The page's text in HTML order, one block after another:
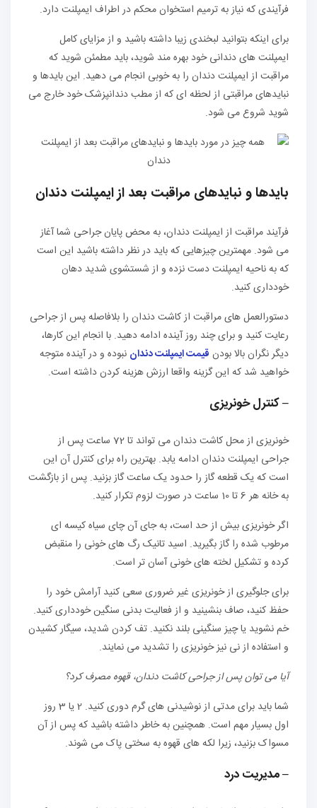
فرآیندی که نیاز به ترمیم استخوان محکم در اطراف ایمپلنت دارد.
برای اینکه بتوانید لبخندی زیبا داشته باشید و از مزایای کامل
ایمپلنت های دندانی خود بهره مند شوید، باید مطمئن شوید که
مراقبت از ایمپلنت دندان را به خوبی انجام می دهید. این بایدها و
نبایدهای مراقبتی از لحظه ای که از مطب دندانپزشک خود خارج می
شوید شروع می شود.
بایدها و نبایدهای مراقبت بعد از ایمپلنت دندان
فرآیند مراقبت از ایمپلنت دندان، به محض پایان جراحی شما آغاز
می شود. مهمترین چیزهایی که باید در نظر داشته باشید این است
که به ناحیه ایمپلنت دست نزده و از شستشوی شدید دهان
خودداری کنید.
دستورالعمل های مراقبت از کاشت دندان را بلافاصله پس از جراحی
رعایت کنید و برای چند روز آینده ادامه دهید. با انجام این کارها،
دیگر نگران بالا بودن قیمت ایمپلنت دندان نبوده و در آینده متوجه
خواهید شد که این گزینه واقعا ارزش هزینه کردن داشته است.
– کنترل خونریزی
خونریزی از محل کاشت دندان می تواند تا 72 ساعت پس از
جراحی ایمپلنت دندان ادامه یابد. بهترین راه برای کنترل آن این
است که یک قطعه گاز را حدود یک ساعت گاز بزنید. پس از بازگشت
به خانه هر 6 تا 10 ساعت در صورت لزوم تکرار کنید.
اگر خونریزی بیش از حد است، به جای آن چای سیاه کیسه ای
مرطوب شده را گاز بگیرید. اسید تانیک رگ های خونی را منقبض
کرده و تشکیل لخته های خونی آسان تر است.
برای جلوگیری از خونریزی غیر ضروری سعی کنید آرامش خود را
حفظ کنید، صاف بنشینید و از فعالیت بدنی سنگین خودداری کنید.
خم نشوید یا چیز سنگینی بلند نکنید. تف کردن شدید، سیگار کشیدن
و استفاده از نی نیز خونریزی را تشدید می نمایند.
آیا می توان پس از جراحی کاشت دندان، قهوه مصرف کرد؟
شما باید برای مدتی از نوشیدنی های گرم دوری کنید. 2 یا 3 روز
اول بسیار مهم است. همچنین به خاطر داشته باشید که پس از آن
مسواک بزنید، زیرا لکه های قهوه به سختی پاک می شوند.
– مدیریت درد